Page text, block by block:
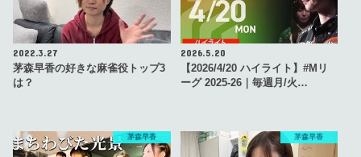
2022.3.27
茅森早香の好きな麻雀役トップ3
は？
2026.5.20
【2026/4/20 ハイライト】#Mリ
ーグ 2025-26｜毎週月/火…
茅森早香 茅森早香